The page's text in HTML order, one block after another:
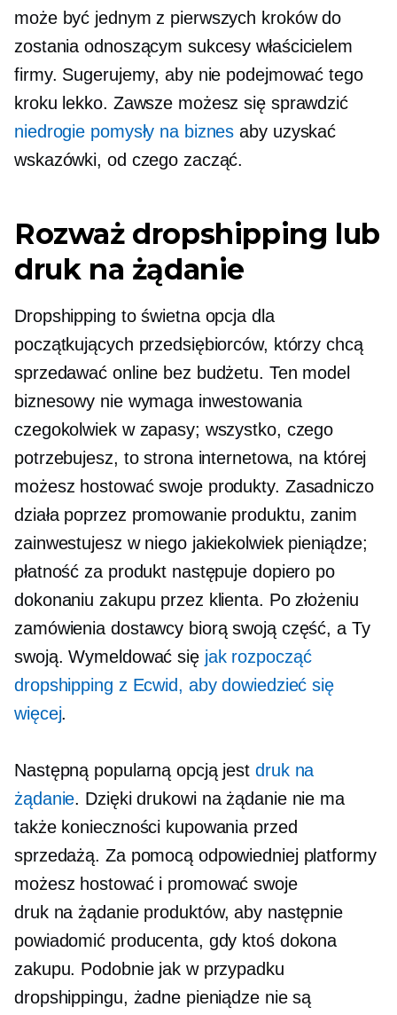
może być jednym z pierwszych kroków do
zostania odnoszącym sukcesy właścicielem
firmy. Sugerujemy, aby nie podejmować tego
kroku lekko. Zawsze możesz się sprawdzić
niedrogie pomysły na biznes aby uzyskać
wskazówki, od czego zacząć.
Rozważ dropshipping lub
druk na żądanie
Dropshipping to świetna opcja dla
początkujących przedsiębiorców, którzy chcą
sprzedawać online bez budżetu. Ten model
biznesowy nie wymaga inwestowania
czegokolwiek w zapasy; wszystko, czego
potrzebujesz, to strona internetowa, na której
możesz hostować swoje produkty. Zasadniczo
działa poprzez promowanie produktu, zanim
zainwestujesz w niego jakiekolwiek pieniądze;
płatność za produkt następuje dopiero po
dokonaniu zakupu przez klienta. Po złożeniu
zamówienia dostawcy biorą swoją część, a Ty
swoją. Wymeldować się jak rozpocząć
dropshipping z Ecwid, aby dowiedzieć się
więcej.
Następną popularną opcją jest druk na
żądanie. Dzięki drukowi na żądanie nie ma
także konieczności kupowania przed
sprzedażą. Za pomocą odpowiedniej platformy
możesz hostować i promować swoje
druk na żądanieproduktów, aby następnie
powiadomić producenta, gdy ktoś dokona
zakupu. Podobnie jak w przypadku
dropshippingu, żadne pieniądze nie są